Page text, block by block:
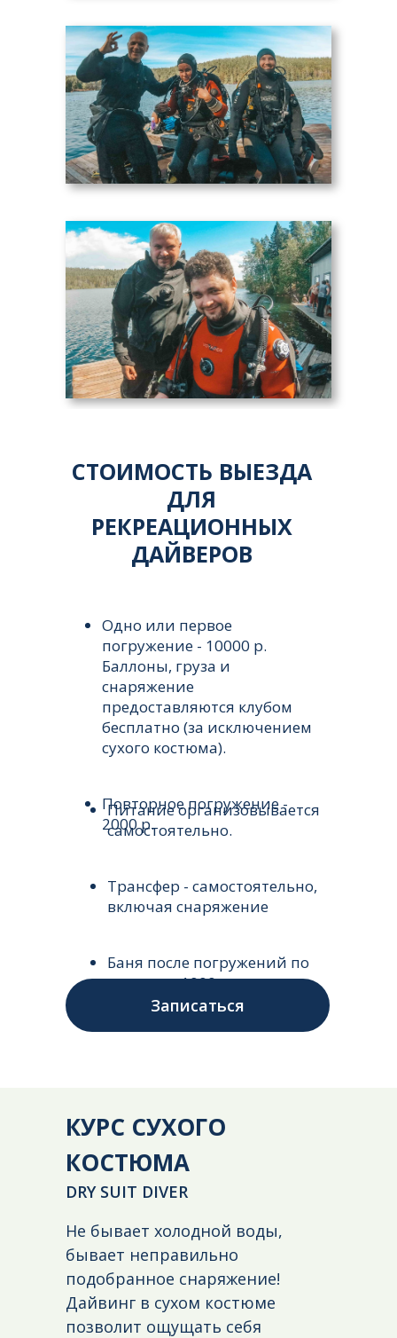
СТОИМОСТЬ ВЫЕЗДА
ДЛЯ
РЕКРЕАЦИОННЫХ
ДАЙВЕРОВ
Одно или первое
погружение - 10000 р.
Баллоны, груза и
снаряжение
предоставляются клубом
бесплатно (за исключением
сухого костюма).
Повторное погружение -
2000 р.
Питание организовывается
самостоятельно.
Трансфер - самостоятельно,
включая снаряжение
Баня после погружений по
желанию 1000р
Записаться
КУРС СУХОГО
КОСТЮМА
Не бывает холодной воды,
бывает неправильно
подобранное снаряжение!
Дайвинг в сухом костюме
позволит ощущать себя
DRY SUIT DIVER